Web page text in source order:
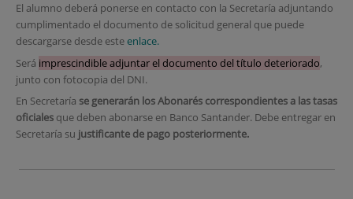
El alumno deberá ponerse en contacto con la Secretaría adjuntando
cumplimentado el documento de solicitud general que puede
descargarse desde esteenlace.
Será imprescindible adjuntar el documento del título deteriorado,
junto con fotocopia del DNI.
En Secretaría se generarán los Abonarés correspondientes a las tasas
oficialesque deben abonarse en Banco Santander. Debe entregar en
Secretaría su justificante de pago posteriormente.